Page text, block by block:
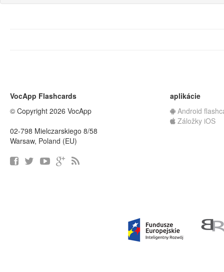
VocApp Flashcards
© Copyright 2026 VocApp
02-798 Mielczarskiego 8/58
Warsaw, Poland (EU)
aplikácie
Android
Záložky iOS